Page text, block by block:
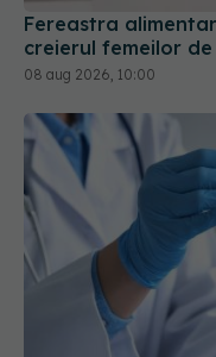
Ce înseamnă
întotdeauna vorba
19 iul 2026, 11:00